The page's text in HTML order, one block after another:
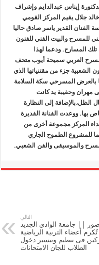
والفنون
مغلقة
إيناس عبدالدايم وإشراف
جلال يقيم المركز القومي
الفنان القدير ياسر صادق حاليا
للمسرح والبيت الفني للفنون
المسارح. ودعما لهذا
العربي سميحة أيوب متحف
الشعبية جزء من مقتنياتها الذي
بالعرض المسرحي سكة السلامة
مهران وحقيبة يد كانت
إلى النظارة
بها. ووعدت الفنانة القديرة
المركز مجموعة أخرى من
للمشروع الطموح الجاري
والموسيقى والفن الشعبي.
التالي
|| جامعة الوادي الجديد
تُكرم أعضاء التربية الرياضية
فى تنظيم وتيسير دخول
الطلاب للجان الامتحانات